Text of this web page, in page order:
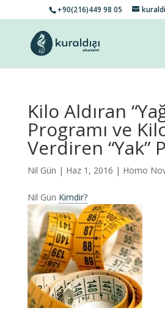
+90(216)449 98 05
Kilo Aldıran
Programı ve
Verdiren “Yak”
Nil Gün | Haz 1, 2016 | Homo
Nil Gün Kimdir?